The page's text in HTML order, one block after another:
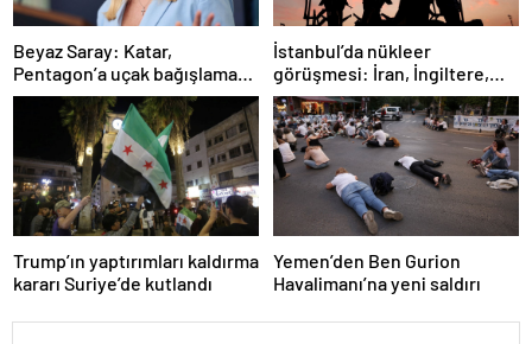
Beyaz Saray: Katar,
Pentagon’a uçak bağışlamayı
teklif etti
İstanbul’da nükleer
görüşmesi: İran, İngiltere,
Fransa ve Almanya buluşacak
Trump’ın yaptırımları kaldırma
kararı Suriye’de kutlandı
Yemen’den Ben Gurion
Havalimanı’na yeni saldırı